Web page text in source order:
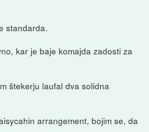
standarda.
kar je baje komajda zadosti za
štekerju laufal dva solidna
arrangement, bojim se, da